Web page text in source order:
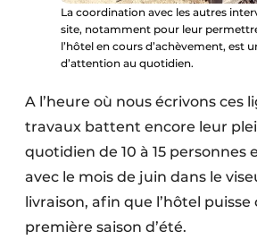
Travaux ferroviaires
La coordination avec les autres
site, notamment pour leur
l’hôtel en cours d’achèvement, est
d’attention au quotidien.
A l’heure où nous écrivons ces
travaux battent encore leur
quotidien de 10 à 15 personnes
avec le mois de juin dans le
livraison, afin que l’hôtel
première saison d’été.